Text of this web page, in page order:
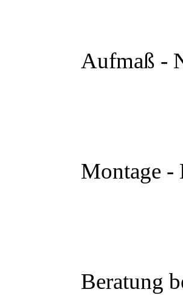
Aufmaß -
Montage -
Beratung